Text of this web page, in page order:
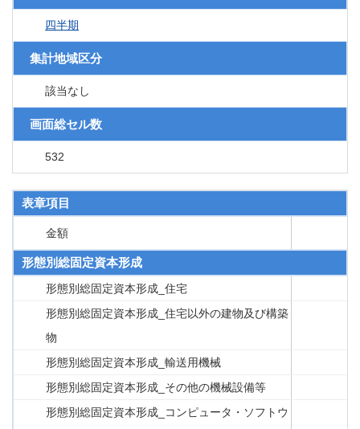
四半期
集計地域区分
該当なし
画面総セル数
532
表章項目
金額
形態別総固定資本形成
形態別総固定資本形成_住宅
形態別総固定資本形成_住宅以外の建物及び構築
物
形態別総固定資本形成_輸送用機械
形態別総固定資本形成_その他の機械設備等
形態別総固定資本形成_コンピュータ・ソフトウ